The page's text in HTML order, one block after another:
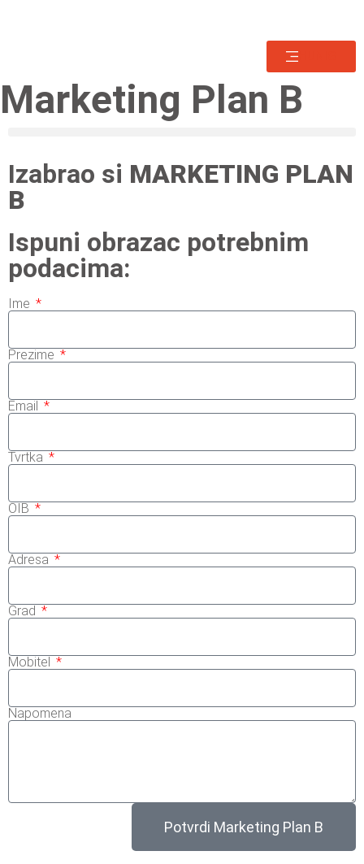
Marketing Plan B
Izabrao si MARKETING PLAN
B
Ispuni obrazac potrebnim
podacima:
Ime
Prezime
Email
Tvrtka
OIB
Adresa
Grad
Mobitel
Napomena
Potvrdi Marketing Plan B